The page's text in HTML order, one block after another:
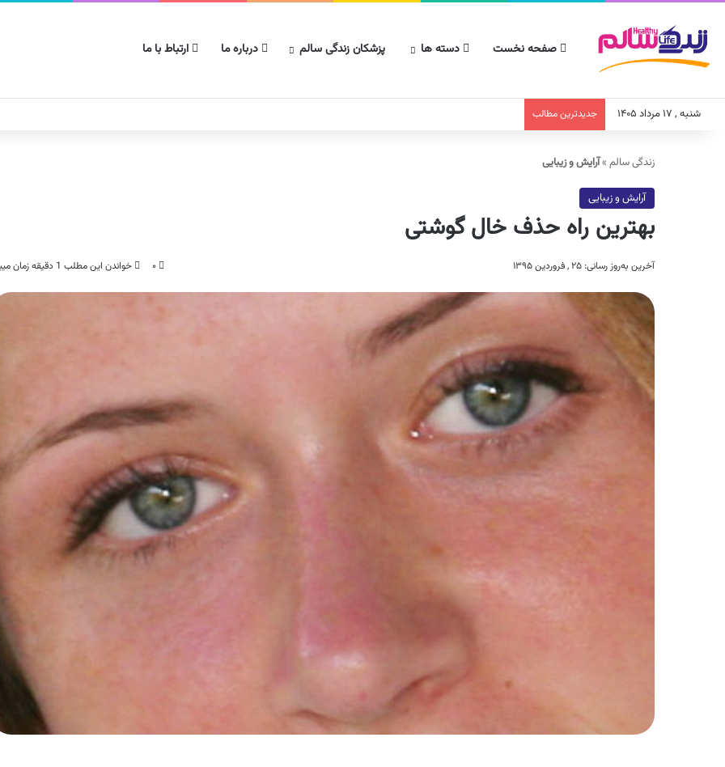
صفحه نخست دسته ها پزشکان زندگی سالم درباره ما ارتباط با ما
شنبه , ۱۷ مرداد ۱۴۰۵ جدیدترین مطالب
زندگی سالم »آرایش و زیبایی
آرایش و زیبایی
بهترین راه حذف خال گوشتی
آخرین به‌روز رسانی: ۲۵ , فروردین ۱۳۹۵ ۰ خواندن این مطلب 1 دقیقه زمان میبرد